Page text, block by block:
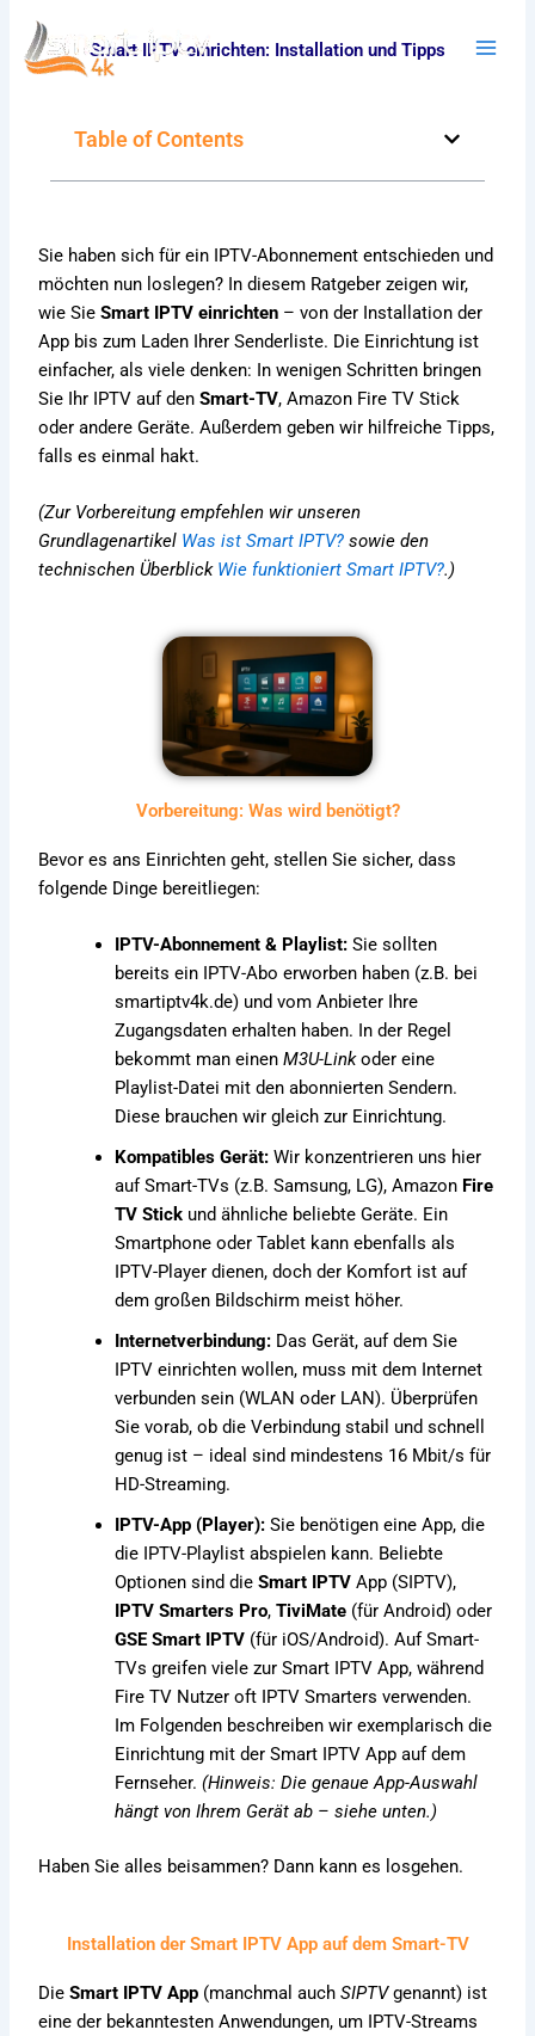
content
Smart IPTV einrichten: Installation und Tipps
Table of Contents
Sie haben sich für ein IPTV-Abonnement entschieden und
möchten nun loslegen? In diesem Ratgeber zeigen wir,
wie SieSmart IPTV einrichten – von der Installation der
App bis zum Laden Ihrer Senderliste. Die Einrichtung ist
einfacher, als viele denken: In wenigen Schritten bringen
Sie Ihr IPTV auf denSmart-TV, Amazon Fire TV Stick
oder andere Geräte. Außerdem geben wir hilfreiche Tipps,
falls es einmal hakt.
(Zur Vorbereitung empfehlen wir unseren
Grundlagenartikel Was ist Smart IPTV? sowie den
technischen Überblick Wie funktioniert Smart IPTV?.)
Vorbereitung: Was wird benötigt?
Bevor es ans Einrichten geht, stellen Sie sicher, dass
folgende Dinge bereitliegen:
IPTV-Abonnement & Playlist: Sie sollten
bereits ein IPTV-Abo erworben haben (z.B. bei
smartiptv4k.de) und vom Anbieter Ihre
Zugangsdaten erhalten haben. In der Regel
bekommt man einenM3U-Linkoder eine
Playlist-Datei mit den abonnierten Sendern.
Diese brauchen wir gleich zur Einrichtung.
Kompatibles Gerät: Wir konzentrieren uns hier
auf Smart-TVs (z.B. Samsung, LG), Amazon Fire
TV Stick und ähnliche beliebte Geräte. Ein
Smartphone oder Tablet kann ebenfalls als
IPTV-Player dienen, doch der Komfort ist auf
dem großen Bildschirm meist höher.
Internetverbindung: Das Gerät, auf dem Sie
IPTV einrichten wollen, muss mit dem Internet
verbunden sein (WLAN oder LAN). Überprüfen
Sie vorab, ob die Verbindung stabil und schnell
genug ist – ideal sind mindestens 16 Mbit/s für
HD-Streaming.
IPTV-App (Player): Sie benötigen eine App, die
die IPTV-Playlist abspielen kann. Beliebte
Optionen sind dieSmart IPTV App (SIPTV),
IPTV Smarters Pro,TiviMate (für Android) oder
GSE Smart IPTV (für iOS/Android). Auf Smart-
TVs greifen viele zur Smart IPTV App, während
Fire TV Nutzer oft IPTV Smarters verwenden.
Im Folgenden beschreiben wir exemplarisch die
Einrichtung mit der Smart IPTV App auf dem
Fernseher.(Hinweis: Die genaue App-Auswahl
hängt von Ihrem Gerät ab – siehe unten.)
Haben Sie alles beisammen? Dann kann es losgehen.
Installation der Smart IPTV App auf dem Smart-TV
DieSmart IPTV App (manchmal auchSIPTVgenannt) ist
eine der bekanntesten Anwendungen, um IPTV-Streams